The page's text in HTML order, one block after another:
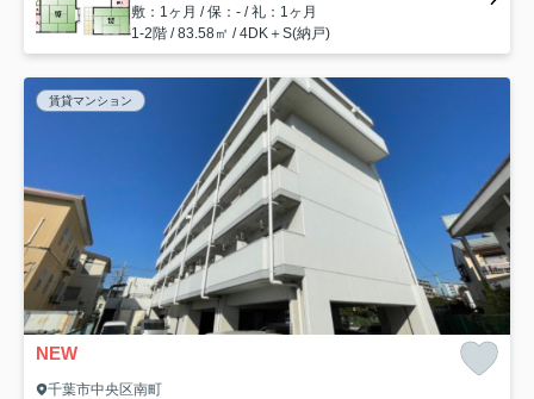
敷：1ヶ月 / 保：- / 礼：1ヶ月
1-2階 / 83.58㎡ / 4DK＋S(納戸)
賃貸マンション
NEW
千葉市中央区南町